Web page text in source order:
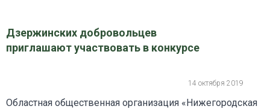
Дзержинских добровольцев
приглашают участвовать в конкурсе
14 октября 2019
Областная общественная организация «Нижегородская